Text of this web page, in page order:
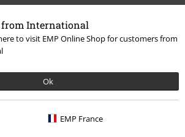
from International
to visit EMP Online Shop for customers from
Ok
EMP France